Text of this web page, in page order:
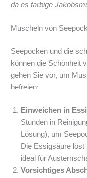
da es farbige
Muscheln von
Seepocken und die
können die Schönheit
gehen Sie vor, um
befreien:
Einweichen in
Stunden in
Lösung), um
Die Essigsäure löst
ideal für
Vorsichtiges